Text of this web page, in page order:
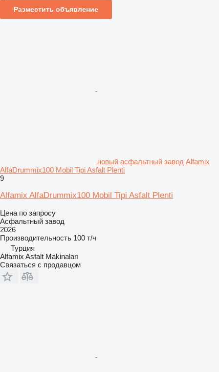
Разместить объявление
новый асфальтный завод Alfamix
AlfaDrummix100 Mobil Tipi Asfalt Plenti
9
Alfamix AlfaDrummix100 Mobil Tipi Asfalt Plenti
Цена по запросу
Асфальтный завод
2026
Производительность 100 т/ч
Турция
Alfamix Asfalt Makinaları
Связаться с продавцом